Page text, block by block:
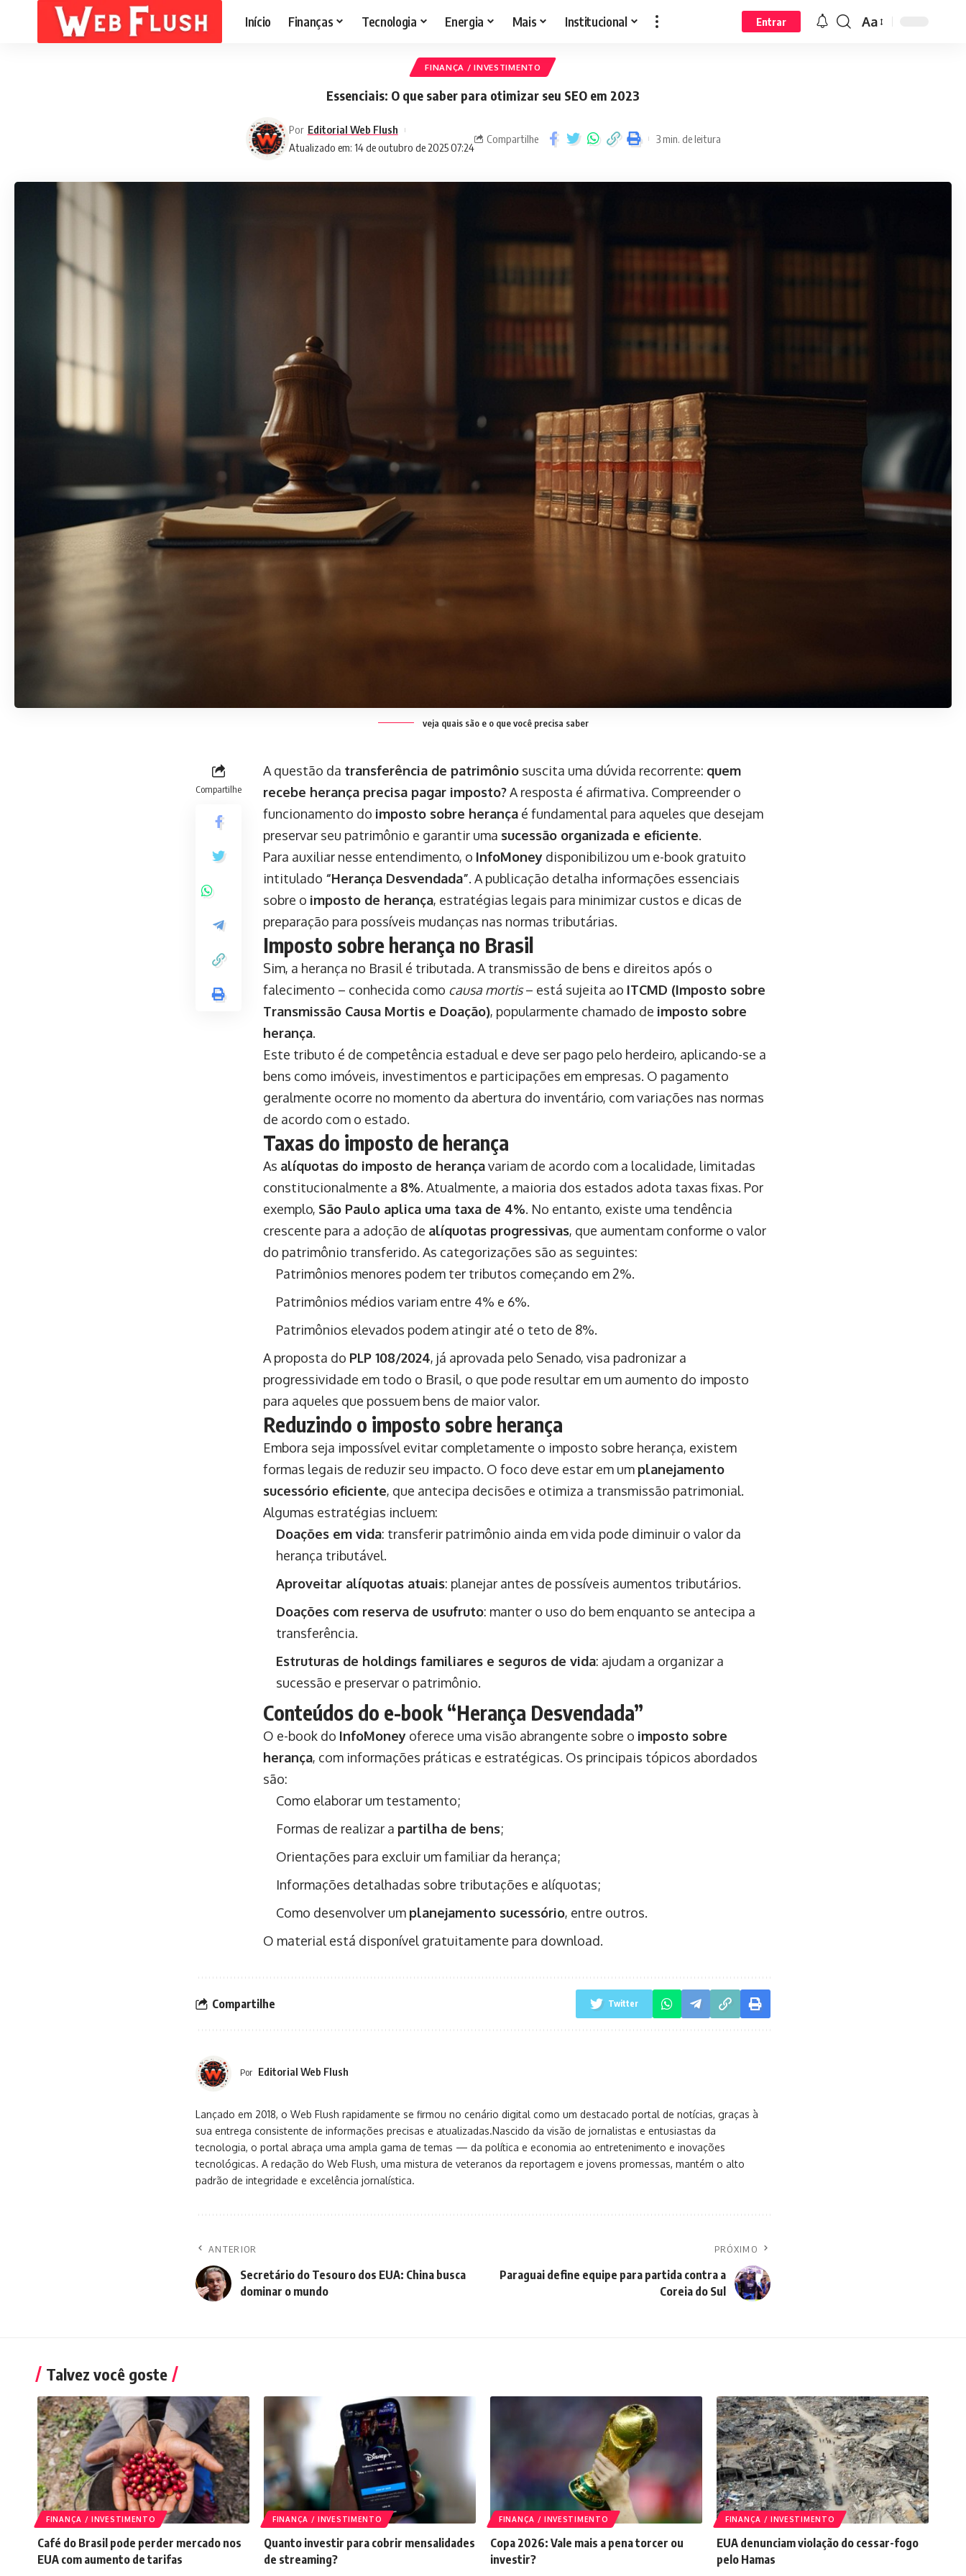
Início Finanças Tecnologia Energia Mais Institucional Entrar Aa
FINANÇA / INVESTIMENTO
Essenciais: O que saber para otimizar seu SEO em 2023
Atualizado em: 14 de outubro de 2025 07:24
Por Editorial Web Flush
Compartilhe 3 min. de leitura
veja quais são e o que você precisa saber
Compartilhe
A questão da transferência de patrimônio suscita uma dúvida recorrente: quem
recebe herança precisa pagar imposto?A resposta é afirmativa. Compreender o
funcionamento do imposto sobre herança é fundamental para aqueles que desejam
preservar seu patrimônio e garantir uma sucessão organizada e eficiente.
Para auxiliar nesse entendimento, o InfoMoney disponibilizou um e-book gratuito
intitulado “Herança Desvendada”. A publicação detalha informações essenciais
sobre o imposto de herança, estratégias legais para minimizar custos e dicas de
preparação para possíveis mudanças nas normas tributárias.
Imposto sobre herança no Brasil
Sim, a herança no Brasil é tributada. A transmissão de bens e direitos após o
falecimento – conhecida como causa mortis– está sujeita ao ITCMD (Imposto sobre
Transmissão Causa Mortis e Doação), popularmente chamado de imposto sobre
herança.
Este tributo é de competência estadual e deve ser pago pelo herdeiro, aplicando-se a
bens como imóveis, investimentos e participações em empresas. O pagamento
geralmente ocorre no momento da abertura do inventário, com variações nas normas
de acordo com o estado.
Taxas do imposto de herança
As alíquotas do imposto de herançavariam de acordo com a localidade, limitadas
constitucionalmente a 8%. Atualmente, a maioria dos estados adota taxas fixas. Por
exemplo, São Paulo aplica uma taxa de 4%. No entanto, existe uma tendência
crescente para a adoção de alíquotas progressivas, que aumentam conforme o valor
do patrimônio transferido. As categorizações são as seguintes:
Patrimônios menores podem ter tributos começando em 2%.
Patrimônios médios variam entre 4% e 6%.
Patrimônios elevados podem atingir até o teto de 8%.
A proposta do PLP 108/2024, já aprovada pelo Senado, visa padronizar a
progressividade em todo o Brasil, o que pode resultar em um aumento do imposto
para aqueles que possuem bens de maior valor.
Reduzindo o imposto sobre herança
Embora seja impossível evitar completamente o imposto sobre herança, existem
formas legais de reduzir seu impacto. O foco deve estar em um planejamento
sucessório eficiente, que antecipa decisões e otimiza a transmissão patrimonial.
Algumas estratégias incluem:
Doações em vida: transferir patrimônio ainda em vida pode diminuir o valor da
herança tributável.
Aproveitar alíquotas atuais: planejar antes de possíveis aumentos tributários.
Doações com reserva de usufruto: manter o uso do bem enquanto se antecipa a
transferência.
Estruturas de holdings familiares e seguros de vida: ajudam a organizar a
sucessão e preservar o patrimônio.
Conteúdos do e-book “Herança Desvendada”
O e-book do InfoMoney oferece uma visão abrangente sobre o imposto sobre
herança, com informações práticas e estratégicas. Os principais tópicos abordados
são:
Como elaborar um testamento;
Formas de realizar a partilha de bens;
Orientações para excluir um familiar da herança;
Informações detalhadas sobre tributações e alíquotas;
Como desenvolver um planejamento sucessório, entre outros.
O material está disponível gratuitamente para download.
Compartilhe Twitter
Por Editorial Web Flush
Lançado em 2018, o Web Flush rapidamente se firmou no cenário digital como um destacado portal de notícias, graças à
sua entrega consistente de informações precisas e atualizadas.Nascido da visão de jornalistas e entusiastas da
tecnologia, o portal abraça uma ampla gama de temas — da política e economia ao entretenimento e inovações
tecnológicas. A redação do Web Flush, uma mistura de veteranos da reportagem e jovens promessas, mantém o alto
padrão de integridade e excelência jornalística.
ANTERIOR
Secretário do Tesouro dos EUA: China busca
dominar o mundo
PRÓXIMO
Paraguai define equipe para partida contra a
Coreia do Sul
Talvez você goste
FINANÇA / INVESTIMENTO
Café do Brasil pode perder mercado nos
EUA com aumento de tarifas
FINANÇA / INVESTIMENTO
Quanto investir para cobrir mensalidades
de streaming?
FINANÇA / INVESTIMENTO
Copa 2026: Vale mais a pena torcer ou
investir?
FINANÇA / INVESTIMENTO
EUA denunciam violação do cessar-fogo
pelo Hamas